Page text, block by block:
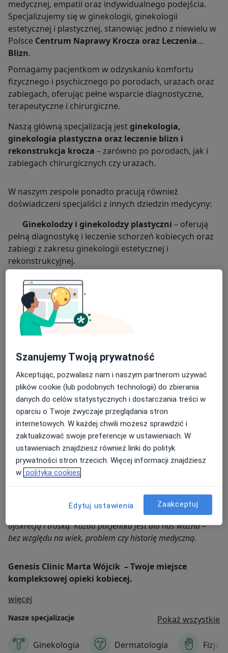
medycznej, empatii oraz indywidualnego podejścia.
Specjalizujemy się w ginekologii, ginekologii
estetycznej i plastycznej, stanowiąc jedno z niewielu w
Polsce Centrum Naprawy Krocza oraz Leczenia
Blizn.
Pomagamy pacjentkom w odzyskaniu komfortu
fizycznego i psychicznego po porodach, urazach oraz
zabiegach, oferując pełne wsparcie diagnostyczne,
terapeutyczne i chirurgiczne.
Naszą główną specjalizacją jestginekologia,
ginekologia plastyczna oraz leczenie blizn i
rekonstrukcja krocza – zarówno po porodach, jak i
zabiegach chirurgicznych czy urazach.
W naszym zespole ponadto pracują również
doświadczeni specjaliści z innych dziedzin medycyny:
Ginekolodzy i ginekolodzy plastyczni – oferują
pełną diagnostykę i leczenie schorzeń kobiecych oraz
zabiegi z zakresu ginekologii estetycznej i
rekonstrukcyjnej.
Radiolog– wykonuje wysokiej jakości badania
ultrasonograficzne (USG), w tym bardzo ważne USG
piersi, jamy brzusznej.
Endokrynolog– zajmuje się zaburzeniami
hormonalnymi, wspierając leczenie m.in. zespołu
policystycznych jajników, zaburzeń miesiączkowania i
niepłodności.
Chirurg plastyczny– specjalizuje się w zabiegach
estetycznych i rekonstrukcyjnych.
Proktolog– prowadzi diagnostykę i leczenie
chorób końcowego odcinka przewodu pokarmowego.
Kosmetolożki– oferują zabiegi wspierające
regenerację skóry, redukcję blizn oraz poprawę
estetyki i samopoczucia.
Razem tworzymy przestrzeń, w której zdrowie intymne
kobiet traktowane jest z pełnym profesjonalizmem,
dyskrecją i troską. Każda pacjentka jest dla nas ważna –
bez względu na wiek, problem czy historię medyczną.
Genesis Clinic Marta Wójcik – Twoje miejsce
kompleksowej opieki kobiecej.
więcej
Nasze specjalizacje Pokaż wszystkie
Ginekologia Dermatologia
Szanujemy Twoją prywatność
Akceptując, pozwalasz nam i naszym partnerom używać
plików cookie (lub podobnych technologii) do zbierania
danych do celów statystycznych i dostarczania treści w
oparciu o Twoje zwyczaje przeglądania stron
internetowych. W każdej chwili możesz sprawdzić i
zaktualizować swoje preferencje w ustawieniach. W
ustawieniach znajdziesz również linki do polityk
prywatności stron trzecich. Więcej informacji znajdziesz
w polityka cookies
Edytuj ustawienia Zaakceptuj